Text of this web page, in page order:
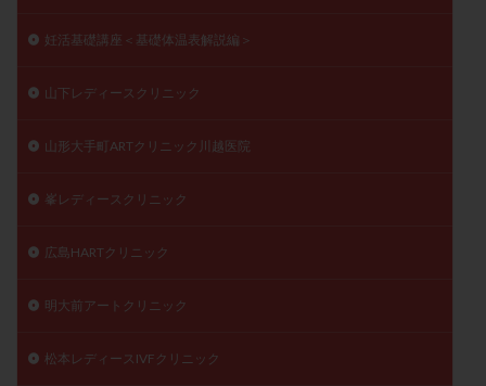
妊活基礎講座＜基礎体温表解説編＞
山下レディースクリニック
山形大手町ARTクリニック川越医院
峯レディースクリニック
広島HARTクリニック
明大前アートクリニック
松本レディースIVFクリニック